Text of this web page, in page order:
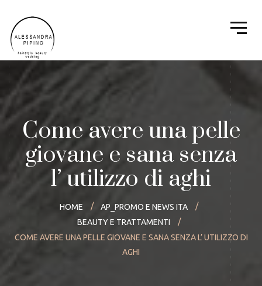
Come avere una pelle
giovane e sana senza
l’ utilizzo di aghi
HOME
AP_PROMO E NEWS ITA
BEAUTY E TRATTAMENTI
COME AVERE UNA PELLE GIOVANE E SANA SENZA L’ UTILIZZO DI
AGHI